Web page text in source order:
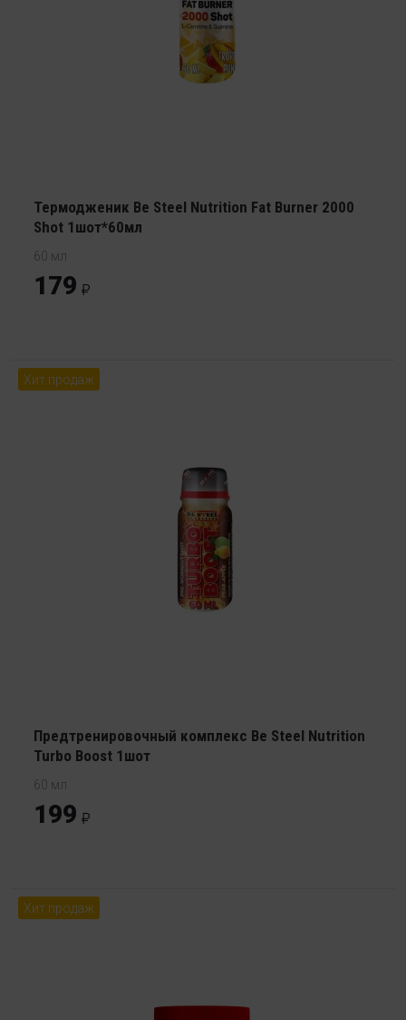
Термодженик Be Steel Nutrition Fat Burner 2000
Shot 1шот*60мл
60 мл
179
Хит продаж
Предтренировочный комплекс Be Steel Nutrition
Turbo Boost 1шот
60 мл
199
Хит продаж